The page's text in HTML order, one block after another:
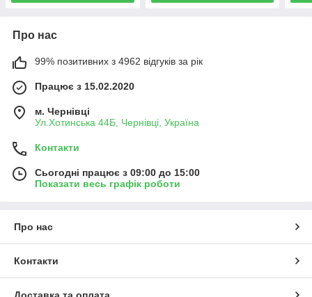
Про нас
99% позитивних з 4962 відгуків за рік
Працює з 15.02.2020
м. Чернівці
Ул.Хотинська 44Б, Чернівці, Україна
Контакти
Сьогодні працює з 09:00 до 15:00
Показати весь графік роботи
Про нас
Контакти